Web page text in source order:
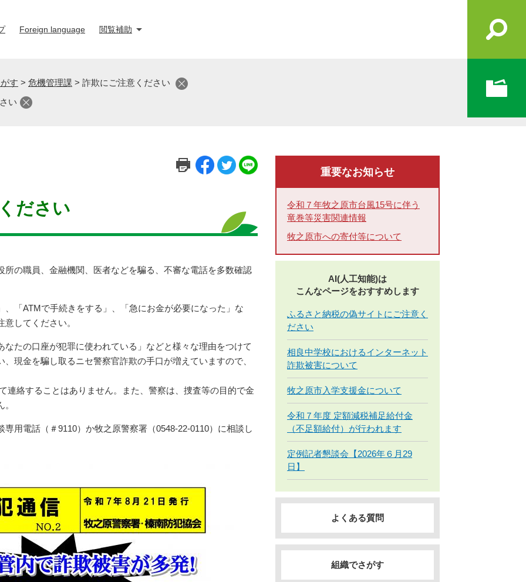
Foreign language 閲覧補助
す > 危機管理課 > 詐欺にご注意ください
い
ださい
所の職員、金融機関、医者などを騙る、不審な電話を多数確認
、「ATMで手続きをする」、「急にお金が必要になった」な
してください。
なたの口座が犯罪に使われている」などと様々な理由をつけて
現金を騙し取るニセ警察官詐欺の手口が増えていますので、
連絡することはありません。また、警察は、捜査等の目的で金
用電話（＃9110）か牧之原警察署（0548-22-0110）に相談し
重要なお知らせ
令和７年牧之原市台風15号に伴う
竜巻等災害関連情報
牧之原市への寄付等について
AI(人工知能)は
こんなページをおすすめします
ふるさと納税の偽サイトにご注意く
ださい
相良中学校におけるインターネット
詐欺被害について
牧之原市入学支援金について
令和７年度 定額減税補足給付金
（不足額給付）が行われます
定例記者懇談会【2026年６月29
日】
よくある質問
組織でさがす